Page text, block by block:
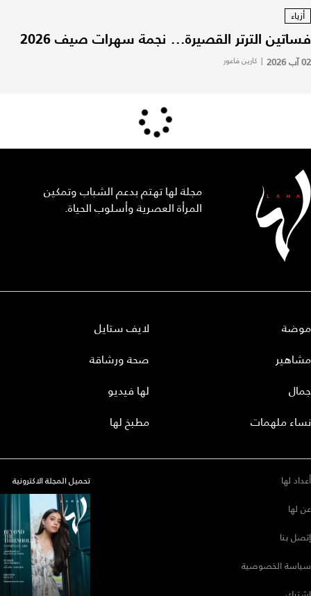
أزياء
فساتين الترتر القصيرة... نجمة سهرات صيف 2026
02 آب 2026 | كارين فاعور
مجلة لها تهتم بدعم الشباب وتمكين
المرأة العصرية وأسلوب الحياة.
موضة
مشاهير
جمال
نساء ملهمات
لايف ستايل
صحة ورشاقة
لها فيديو
مطبخ لها
أعداد لها
عن لها
إتصل بنا
سياسة الخصوصية
تحميل المجلة الاكترونية